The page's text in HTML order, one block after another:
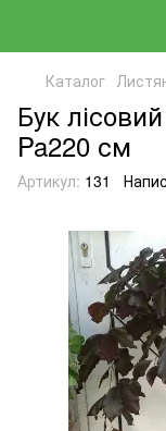
Каталог
Бук
Pa220 см
Артикул: 131